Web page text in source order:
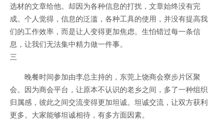
选材的文章给他。却因为各种信息的打扰，文章始终没有完
成。个人觉得，信息的泛滥，各种工具的使用，并没有提高我
们的工作效率，而是让人变得更加焦虑。生怕错过每一条信
息，让我们无法集中精力做一件事。
三
晚餐时间参加由李总主持的，东莞上饶商会寮步片区聚
会。因为商会平台，让原本不认识的老乡之间，多了一种组织
归属感，彼此之间交流变得更加坦诚。坦诚交流，让双方获利
更多。大家能够坦诚相待，有多方面因素。